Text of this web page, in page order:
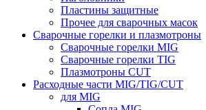
Пластины защитные
Прочее для сварочных масок
Сварочные горелки и плазмотроны
Сварочные горелки MIG
Сварочные горелки TIG
Плазмотроны CUT
Расходные части MIG/TIG/CUT
для MIG